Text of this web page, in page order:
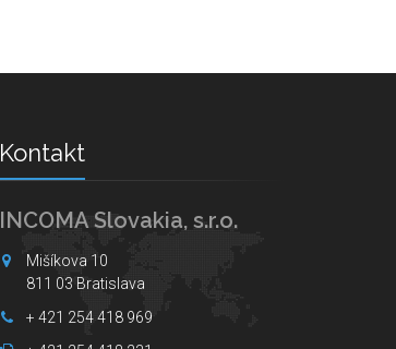
Kontakt
INCOMA Slovakia, s.r.o.
Mišíkova 10
811 03 Bratislava
+ 421 254 418 969